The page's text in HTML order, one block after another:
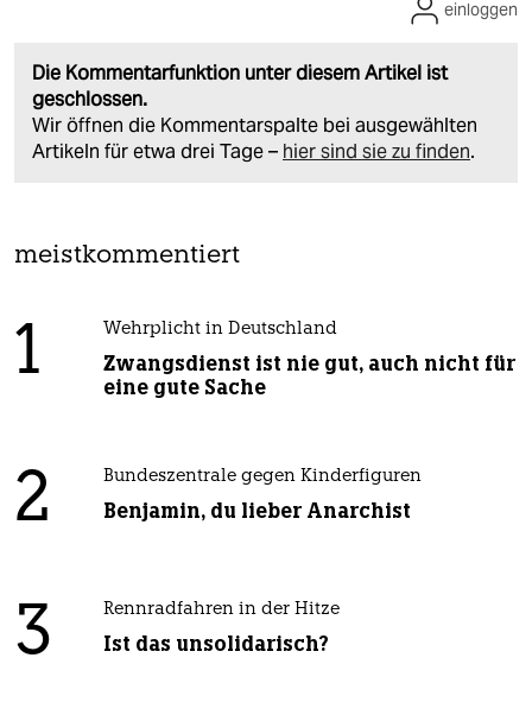
Die Kommentarfunktion unter diesem Artikel ist
geschlossen.
Wir öffnen die Kommentarspalte bei ausgewählten
Artikeln für etwa drei Tage – hier sind sie zu finden.
einloggen
meistkommentiert
1 Wehrplicht in Deutschland
Zwangsdienst ist nie gut, auch nicht für
eine gute Sache
2 Bundeszentrale gegen Kinderfiguren
Benjamin, du lieber Anarchist
3 Rennradfahren in der Hitze
Ist das unsolidarisch?